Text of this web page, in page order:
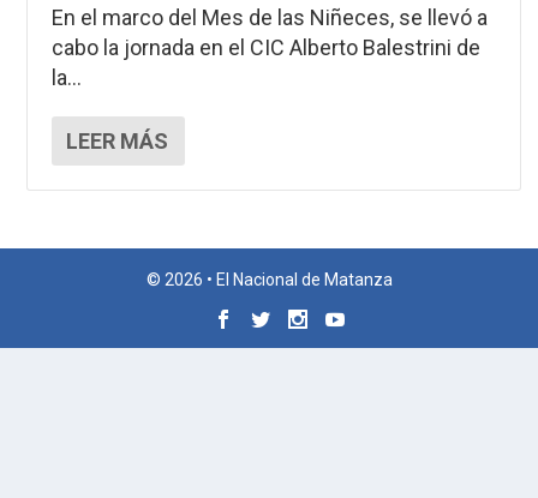
En el marco del Mes de las Niñeces, se llevó a
cabo la jornada en el CIC Alberto Balestrini de
la...
LEER MÁS
© 2026 • El Nacional de Matanza